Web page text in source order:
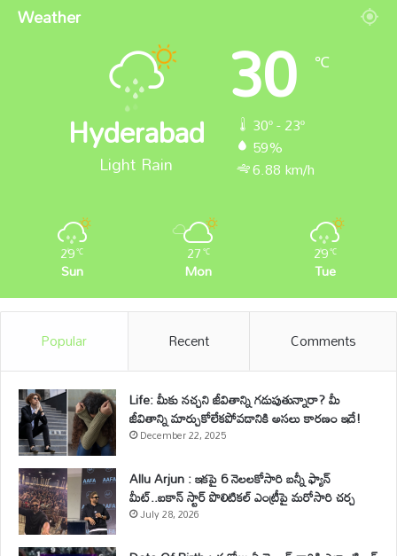
Weather
Hyderabad
Light Rain
30 ℃
30º - 23º
59%
6.88 km/h
29℃
Sun
27℃
Mon
29℃
Tue
Popular Recent Comments
Life: మీకు నచ్చని జీవితాన్ని గడుపుతున్నారా? మీ
జీవితాన్ని మార్చుకోలేకపోవడానికి అసలు కారణం ఇదే!
December 22, 2025
Allu Arjun : ఇకపై 6 నెలలకోసారి బన్నీ ఫ్యాన్
మీట్..ఐకాన్ స్టార్ పొలిటికల్ ఎంట్రీపై మరోసారి చర్చ
July 28, 2026